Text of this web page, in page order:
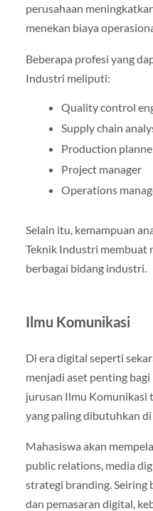
perusahaan
menekan biaya
Beberapa profesi yang
Industri meliputi:
Quality control
Supply chain
Production
Project manager
Operations
Selain itu, kemampuan
Teknik Industri membuat
berbagai bidang industri.
Ilmu Komunikasi
Di era digital seperti
menjadi aset penting bagi
jurusan Ilmu Komunikasi
yang paling dibutuhkan di
Mahasiswa akan
public relations, media
strategi branding. Seiring
dan pemasaran digital,